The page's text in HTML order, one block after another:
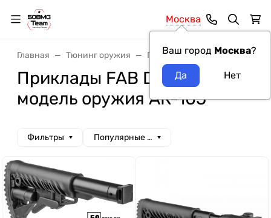
Москва
Ваш город Москва?
Главная Тюнинг оружия Приклады Приклады FAB
Приклады FAB Defense
модель оружия АК-105
Фильтры Популярные сначала